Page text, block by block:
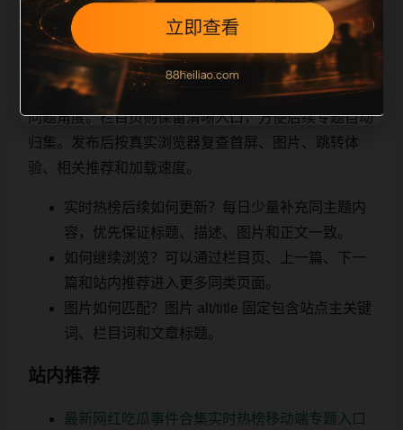
相关问题与推荐
用户顺着栏目继续浏览。同站连续更新时避免重复标题
和重复首段，优先补充不同关键词、不同栏目词和不同
问题角度。栏目页则保留清晰入口，方便后续专题自动
归集。发布后按真实浏览器复查首屏、图片、跳转体
验、相关推荐和加载速度。
实时热榜后续如何更新？每日少量补充同主题内
容，优先保证标题、描述、图片和正文一致。
如何继续浏览？可以通过栏目页、上一篇、下一
篇和站内推荐进入更多同类页面。
图片如何匹配？图片 alt/title 固定包含站点主关键
词、栏目词和文章标题。
站内推荐
最新网红吃瓜事件合集实时热榜移动端专题入口